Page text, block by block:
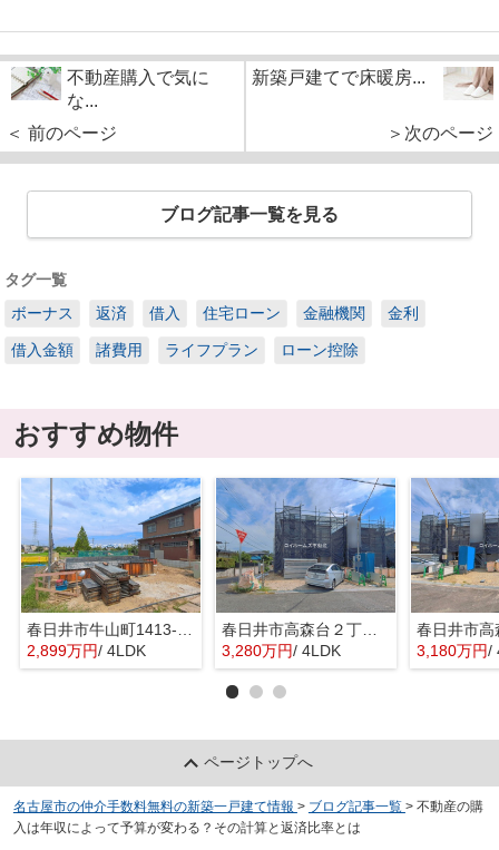
不動産購入で気に
な...
＜ 前のページ
新築戸建てで床暖房...
＞次のページ
ブログ記事一覧を見る
タグ一覧
ボーナス
返済 借入 住宅ローン 金融機関 金利
借入金額 諸費用 ライフプラン ローン控除
おすすめ物件
2,899万円/ 4LDK
春日井市高森台２丁目14-6『仲介料無料』新築戸建て
3,280万円/ 4LDK 3,180万円/
ページトップへ
名古屋市の仲介手数料無料の新築一戸建て情報 > ブログ記事一覧 > 不動産の購
入は年収によって予算が変わる？その計算と返済比率とは